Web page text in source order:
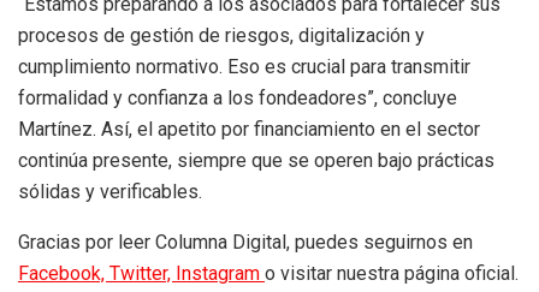
“Estamos preparando a los asociados para fortalecer sus
procesos de gestión de riesgos, digitalización y
cumplimiento normativo. Eso es crucial para transmitir
formalidad y confianza a los fondeadores”, concluye
Martínez. Así, el apetito por financiamiento en el sector
continúa presente, siempre que se operen bajo prácticas
sólidas y verificables.
Gracias por leer Columna Digital, puedes seguirnos en
Facebook, Twitter, Instagram o visitar nuestra página oficial.